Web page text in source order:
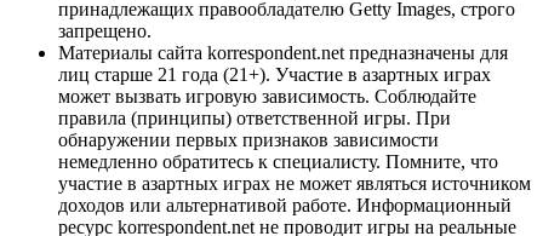
принадлежащих правообладателю Getty Images, строго
запрещено.
Материалы сайта korrespondent.net предназначены для
лиц старше 21 года (21+). Участие в азартных играх
может вызвать игровую зависимость. Соблюдайте
правила (принципы) ответственной игры. При
обнаружении первых признаков зависимости
немедленно обратитесь к специалисту. Помните, что
участие в азартных играх не может являться источником
доходов или альтернативой работе. Информационный
ресурс korrespondent.net не проводит игры на реальные